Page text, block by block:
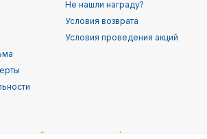
Не нашли награду?
Условия возврата
Условия проведения акций